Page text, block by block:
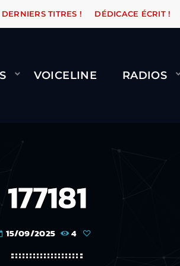
WARÉTRO ORANGE ROAD QUI
DERNIERS TITRES ! DÉDICACE ÉCRIT !
VOICELINE RADIOS
177181
15/09/2025 4